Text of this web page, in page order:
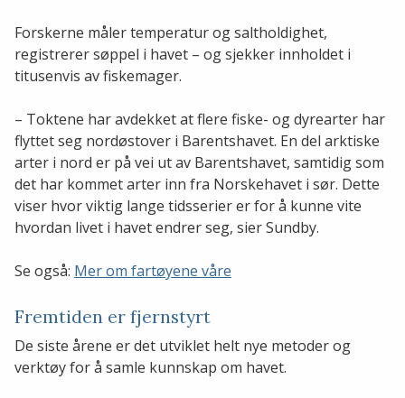
Forskerne måler temperatur og saltholdighet,
registrerer søppel i havet – og sjekker innholdet i
titusenvis av fiskemager.
– Toktene har avdekket at flere fiske- og dyrearter har
flyttet seg nordøstover i Barentshavet. En del arktiske
arter i nord er på vei ut av Barentshavet, samtidig som
det har kommet arter inn fra Norskehavet i sør. Dette
viser hvor viktig lange tidsserier er for å kunne vite
hvordan livet i havet endrer seg, sier Sundby.
Se også: Mer om fartøyene våre
Fremtiden er fjernstyrt
De siste årene er det utviklet helt nye metoder og
verktøy for å samle kunnskap om havet.